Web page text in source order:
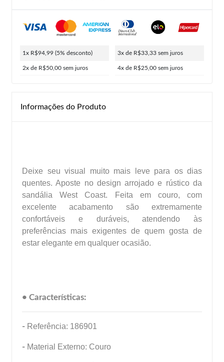
1x R$94,99 (5% desconto)
2x de R$50,00 sem juros
3x de R$33,33 sem juros
4x de R$25,00 sem juros
Informações do Produto
Deixe seu visual muito mais leve para os dias
quentes. Aposte no design arrojado e rústico da
sandália West Coast. Feita em couro, com
excelente acabamento são extremamente
confortáveis e duráveis, atendendo às
preferências mais exigentes de quem gosta de
estar elegante em qualquer ocasião.
• Características:
- Referência: 186901
- Material Externo: Couro